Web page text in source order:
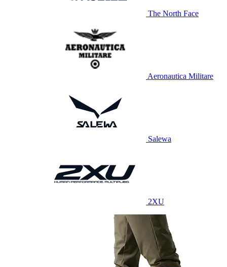
The North Face
Aeronautica Militare
Salewa
2XU